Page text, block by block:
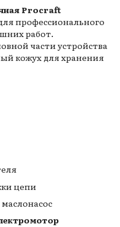
Procraft
профессионального
работ.
части устройства
кожух для хранения
цепи